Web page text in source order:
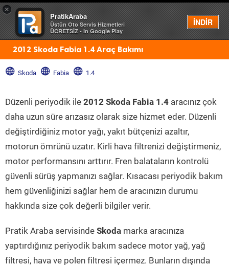
×
PratikAraba
Üstün Oto Servis Hizmetleri
ÜCRETSİZ - In Google Play
İNDİR
Menü
2012 Skoda Fabia 1.4 Araç Bakımı
Skoda Fabia 1.4
Düzenli periyodik ile 2012 Skoda Fabia 1.4 aracınız çok
daha uzun süre arızasız olarak size hizmet eder. Düzenli
değiştirdiğiniz motor yağı, yakıt bütçenizi azaltır,
motorun ömrünü uzatır. Kirli hava filtrenizi değiştirmeniz,
motor performansını arttırır. Fren balataların kontrolü
güvenli sürüş yapmanızı sağlar. Kısacası periyodik bakım
hem güvenliğinizi sağlar hem de aracınızın durumu
hakkında size çok değerli bilgiler verir.
Pratik Araba servisinde Skoda marka aracınıza
yaptırdığınız periyodik bakım sadece motor yağ, yağ
filtresi, hava ve polen filtresi içermez. Bunların dışında